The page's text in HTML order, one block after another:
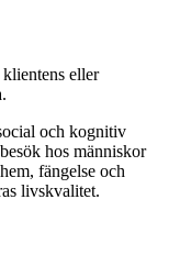
eller
och kognitiv
hos människor
fängelse och
livskvalitet.